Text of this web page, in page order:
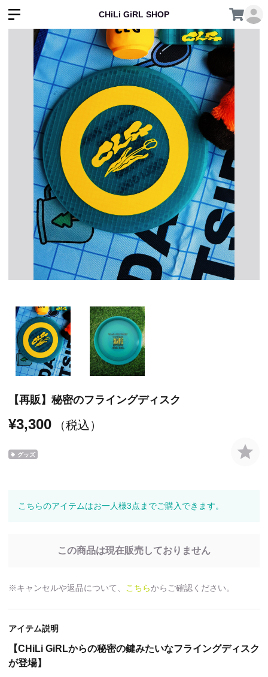
CHiLi GiRL SHOP
【再販】秘密のフライングディスク
¥3,300 （税込）
グッズ
こちらのアイテムはお一人様3点までご購入できます。
この商品は現在販売しておりません
※キャンセルや返品について、 こちらからご確認ください。
アイテム説明
【CHiLi GiRLからの秘密の鍵みたいなフライングディスク
が登場】